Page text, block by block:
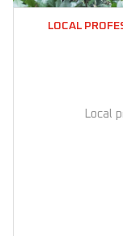
LOCAL